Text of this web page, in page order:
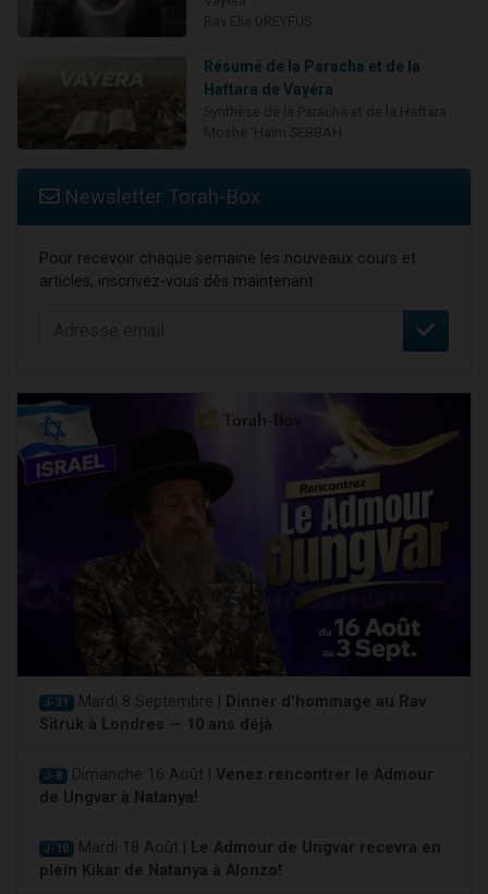
Résumé de la Paracha et de la
Haftara de Vayéra
Newsletter Torah-Box
Pour recevoir chaque semaine les nouveaux cours et
articles, inscrivez-vous dès maintenant :
J-31 Mardi 8 Septembre |
Dinner d'hommage au Rav
Sitruk à Londres — 10 ans déjà
J-8 Dimanche 16 Août | Venez rencontrer le Admour
de Ungvar à Natanya!
J-10 Mardi 18 Août |
Le Admour de Ungvar recevra en
plein Kikar de Natanya à Alonzo!